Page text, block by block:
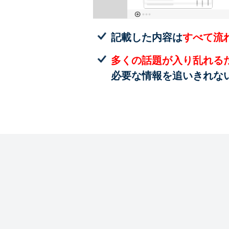
記載した内容はすべて流
多くの話題が入り乱れる
必要な情報を追いきれな